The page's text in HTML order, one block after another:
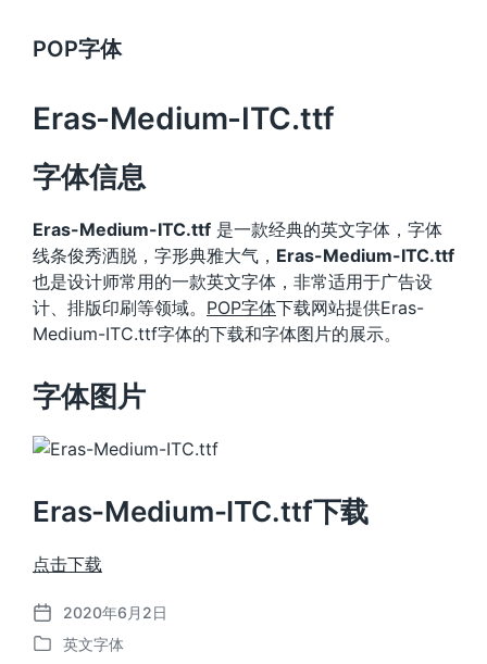
POP字体
Eras-Medium-ITC.ttf
字体信息
Eras-Medium-ITC.ttf 是一款经典的英文字体，字体
线条俊秀洒脱，字形典雅大气， Eras-Medium-ITC.ttf
也是设计师常用的一款英文字体，非常适用于广告设
计、排版印刷等领域。 POP字体下载网站提供Eras-
Medium-ITC.ttf字体的下载和字体图片的展示。
字体图片
Eras-Medium-ITC.ttf下载
点击下载
发
布
2020年6月2日
发
英文字体